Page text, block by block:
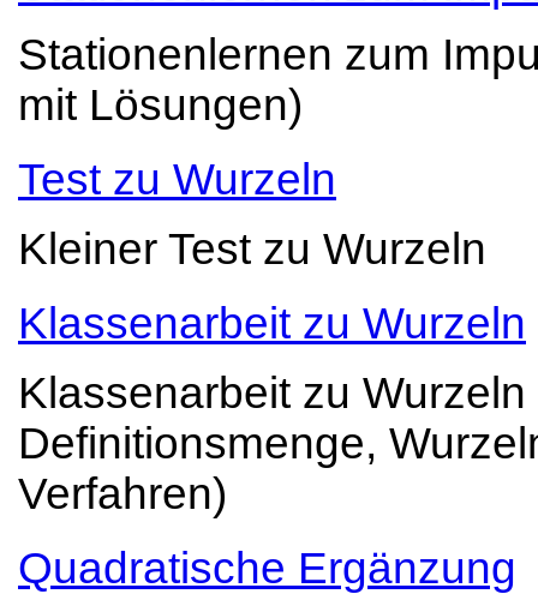
Stationenlernen zum
mit Lösungen)
Test zu Wurzeln
Kleiner Test zu Wurzeln
Klassenarbeit zu Wurzeln
Klassenarbeit zu
Definitionsmenge,
Verfahren)
Quadratische Ergänzung